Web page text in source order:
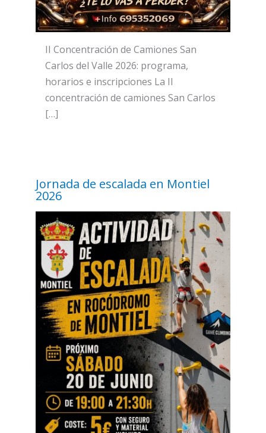
II Concentración de Camiones San
Carlos del Valle 2026: programa,
horarios e inscripciones La II
concentración de camiones San Carlos
[…]
Jornada de escalada en Montiel
2026